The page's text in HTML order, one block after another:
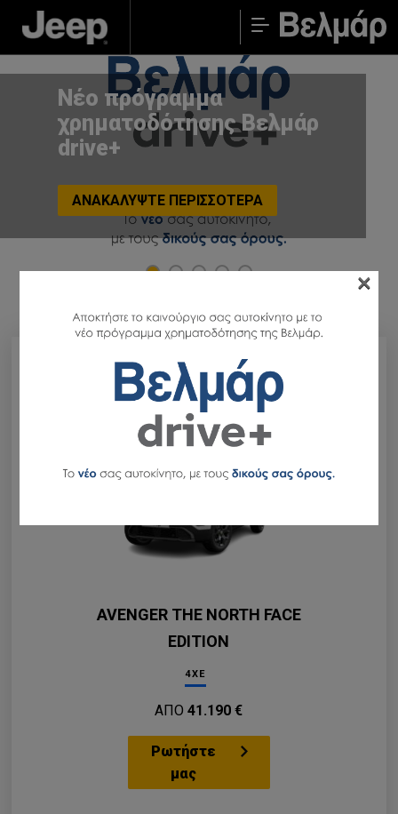
Nέο πρόγραμμα
χρηματοδότησης Βελμάρ
drive+
ΑΝΑΚΑΛΥΨΤΕ ΠΕΡΙΣΣΟΤΕΡΑ
Γκάμες
AVENGER THE NORTH FACE
EDITION
4XE
ΑΠΟ41.190 €
Ρωτήστε
μας
×